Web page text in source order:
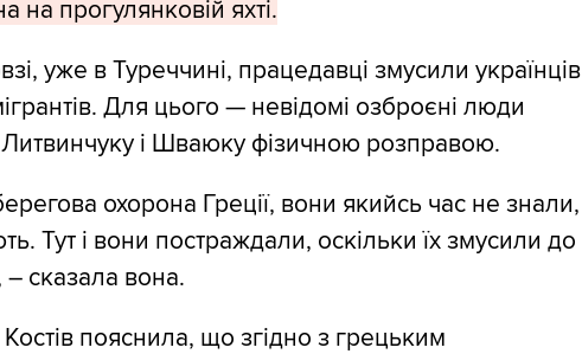
на прогулянковій яхті.
уже в Туреччині, працедавці змусили українців
Для цього — невідомі озброєні люди
Литвинчуку і Шваюку фізичною розправою.
охорона Греції, вони якийсь час не знали,
Тут і вони постраждали, оскільки їх змусили до
– сказала вона.
пояснила, що згідно з грецьким